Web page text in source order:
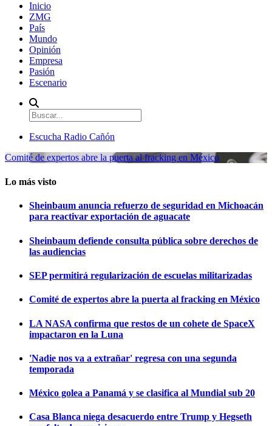
Inicio
ZMG
País
Mundo
Opinión
Empresa
Pasión
Escenario
Escucha Radio Cañón
Comité de expertos abre la puerta al fracking en México
Lo más visto
Sheinbaum anuncia refuerzo de seguridad en Michoacán
para reactivar exportación de aguacate
Sheinbaum defiende consulta pública sobre derechos de
las audiencias
SEP permitirá regularización de escuelas militarizadas
Comité de expertos abre la puerta al fracking en México
LA NASA confirma que restos de un cohete de SpaceX
impactaron en la Luna
'Nadie nos va a extrañar' regresa con una segunda
temporada
México golea a Panamá y se clasifica al Mundial sub 20
Casa Blanca niega desacuerdo entre Trump y Hegseth